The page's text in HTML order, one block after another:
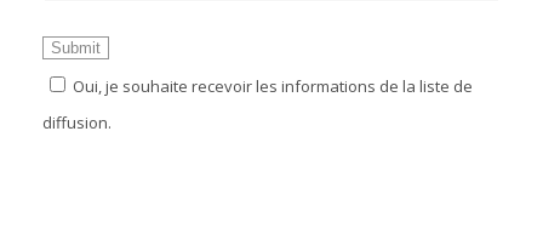
Oui, je souhaite recevoir les informations de la liste de
diffusion.